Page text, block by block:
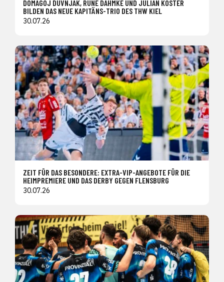
DOMAGOJ DUVNJAK, RUNE DAHMKE UND JULIAN KÖSTER
BILDEN DAS NEUE KAPITÄNS-TRIO DES THW KIEL
30.07.26
ZEIT FÜR DAS BESONDERE: EXTRA-VIP-ANGEBOTE FÜR DIE
HEIMPREMIERE UND DAS DERBY GEGEN FLENSBURG
30.07.26